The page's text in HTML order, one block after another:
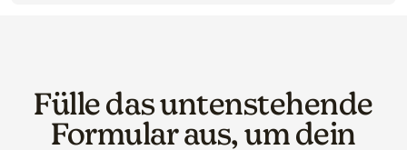
Fülle das untenstehende
Formular aus, um dein